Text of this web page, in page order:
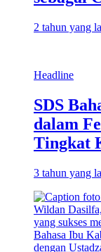
2 tahun yang
Headline
SDS
dalam
Tingkat
3 tahun yang